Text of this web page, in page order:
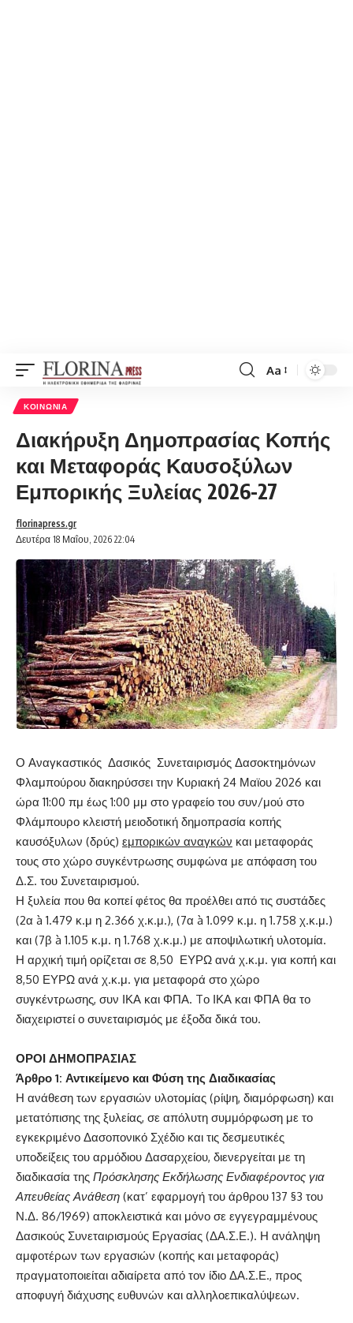
Font
Aa
ΚΟΙΝΩΝΊΑ
Διακήρυξη Δημοπρασίας Κοπής
και Μεταφοράς Καυσοξύλων
Εμπορικής Ξυλείας 2026-27
Δευτέρα 18 Μαΐου, 2026 22:04
florinapress.gr
Ο Αναγκαστικός Δασικός Συνεταιρισμός Δασοκτημόνων
Φλαμπούρου διακηρύσσει την Κυριακή 24 Μαϊου 2026 και
ώρα 11:00 πμ έως 1:00 μμ στο γραφείο του συν/μού στο
Φλάμπουρο κλειστή μειοδοτική δημοπρασία κοπής
καυσόξυλων (δρύς) εμπορικών αναγκών και μεταφοράς
τους στο χώρο συγκέντρωσης συμφώνα με απόφαση του
Δ.Σ. του Συνεταιρισμού.
Η ξυλεία που θα κοπεί φέτος θα προέλθει από τις συστάδες
(2α à 1.479 κ.μ η 2.366 χ.κ.μ.), (7α à 1.099 κ.μ. η 1.758 χ.κ.μ.)
και (7β à 1.105 κ.μ. η 1.768 χ.κ.μ.) με αποψιλωτική υλοτομία.
Η αρχική τιμή ορίζεται σε 8,50 ΕΥΡΩ ανά χ.κ.μ. για κοπή και
8,50 ΕΥΡΩ ανά χ.κ.μ. για μεταφορά στο χώρο
συγκέντρωσης, συν ΙΚΑ και ΦΠΑ. Tο ΙΚΑ και ΦΠΑ θα το
διαχειριστεί ο συνεταιρισμός με έξοδα δικά του.
ΟΡΟΙ ΔΗΜΟΠΡΑΣΙΑΣ
Άρθρο 1: Αντικείμενο και Φύση της Διαδικασίας
Η ανάθεση των εργασιών υλοτομίας (ρίψη, διαμόρφωση) και
μετατόπισης της ξυλείας, σε απόλυτη συμμόρφωση με το
εγκεκριμένο Δασοπονικό Σχέδιο και τις δεσμευτικές
υποδείξεις του αρμόδιου Δασαρχείου, διενεργείται με τη
διαδικασία της Πρόσκλησης Εκδήλωσης Ενδιαφέροντος για
Απευθείας Ανάθεση (κατ’ εφαρμογή του άρθρου 137 §3 του
Ν.Δ. 86/1969) αποκλειστικά και μόνο σε εγγεγραμμένους
Δασικούς Συνεταιρισμούς Εργασίας (ΔΑ.Σ.Ε.). Η ανάληψη
αμφοτέρων των εργασιών (κοπής και μεταφοράς)
πραγματοποιείται αδιαίρετα από τον ίδιο ΔΑ.Σ.Ε., προς
αποφυγή διάχυσης ευθυνών και αλληλοεπικαλύψεων.